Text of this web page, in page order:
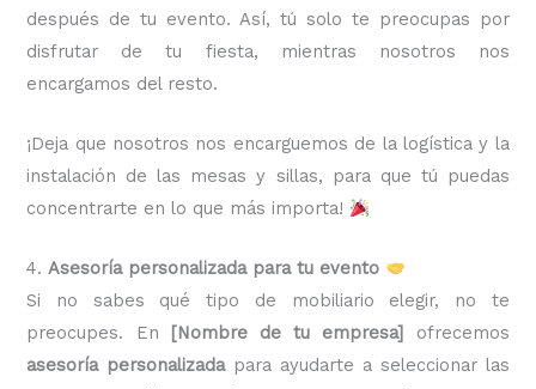
después de tu evento. Así, tú solo te preocupas por
disfrutar de tu fiesta, mientras nosotros nos
encargamos del resto.
¡Deja que nosotros nos encarguemos de la logística y la
instalación de las mesas y sillas, para que tú puedas
concentrarte en lo que más importa!
4.Asesoría personalizada para tu evento
Si no sabes qué tipo de mobiliario elegir, no te
preocupes. En
[Nombre de tu empresa]
ofrecemos
asesoría personalizadapara ayudarte a seleccionar las